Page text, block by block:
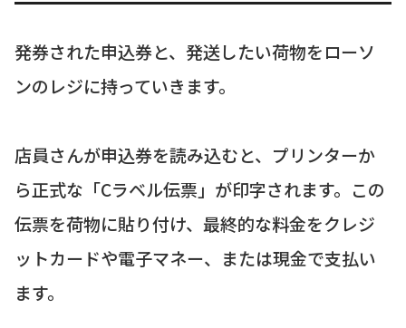
発券された申込券と、発送したい荷物をローソ
ンのレジに持っていきます。
店員さんが申込券を読み込むと、プリンターか
ら正式な「Cラベル伝票」が印字されます。この
伝票を荷物に貼り付け、最終的な料金をクレジ
ットカードや電子マネー、または現金で支払い
ます。